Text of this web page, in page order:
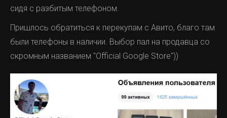
сидя с разбитым телефоном.
Пришлось обратиться к перекупам с Авито, благо там
были телефоны в наличии. Выбор пал на продавца со
скромным названием "Official Google Store"))